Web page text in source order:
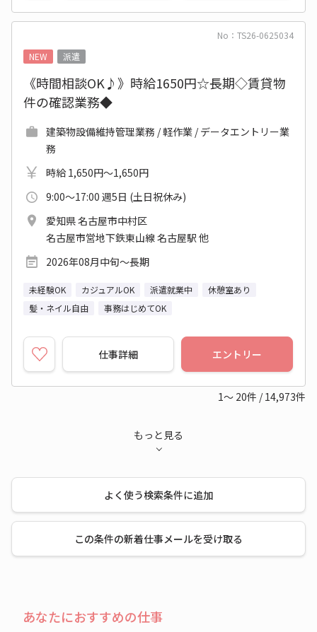
No：TS26-0625034
NEW
派遣
《時間相談OK♪》時給1650円☆長期◇賃貸物
件の確認業務◆
建築物設備維持管理業務 / 軽作業 / データエントリー業
務
時給 1,650円～1,650円
9:00～17:00 週5日 (土日祝休み)
愛知県 名古屋市中村区
名古屋市営地下鉄東山線 名古屋駅 他
2026年08月中旬～長期
未経験OK カジュアルOK 派遣就業中
休憩室あり
髪・ネイル自由
事務はじめてOK
仕事詳細 エントリー
1～ 20件 / 14,973件
もっと見る
よく使う検索条件に追加
この条件の新着仕事メールを受け取る
あなたにおすすめの仕事